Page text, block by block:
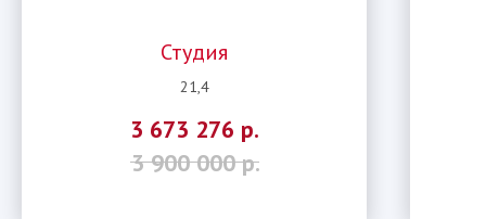
Студия
21,4
3 673 276 р.
3 900 000 р.